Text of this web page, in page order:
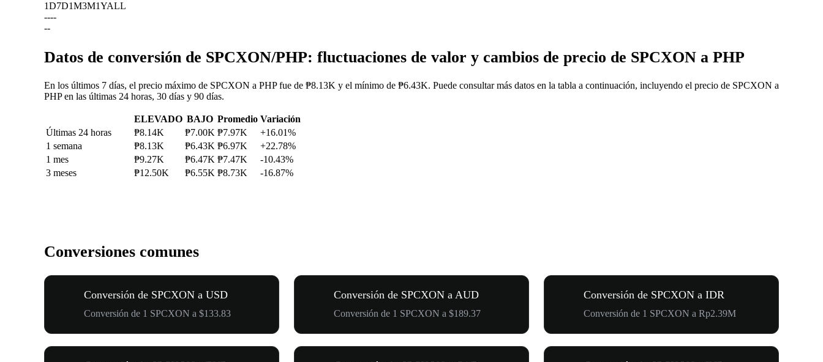
1D7D1M3M1YALL
----
--
Datos de conversión de SPCXON/PHP: fluctuaciones de valor y cambios de precio de SPCXON a PHP
En los últimos 7 días, el precio máximo de SPCXON a PHP fue de ₱8.13K y el mínimo de ₱6.43K. Puede consultar más datos en la tabla a continuación, incluyendo el precio de SPCXON a
PHP en las últimas 24 horas, 30 días y 90 días.
ELEVADO BAJO Promedio Variación
Últimas 24 horas
₱8.14K ₱7.00K ₱7.97K
+16.01%
1 semana
₱8.13K ₱6.43K ₱6.97K
+22.78%
1 mes
₱9.27K ₱6.47K ₱7.47K
-10.43%
3 meses
₱12.50K ₱6.55K ₱8.73K -16.87%
Conversiones comunes
Conversión de SPCXON a USD
Conversión de 1 SPCXON a $133.83
Conversión de SPCXON a AUD
Conversión de 1 SPCXON a $189.37
Conversión de SPCXON a IDR
Conversión de 1 SPCXON a Rp2.39M